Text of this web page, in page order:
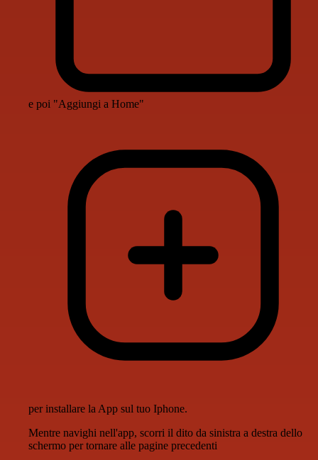
e poi "Aggiungi a Home"
per installare la App sul tuo Iphone.
Mentre navighi nell'app, scorri il dito da sinistra a destra dello
schermo per tornare alle pagine precedenti